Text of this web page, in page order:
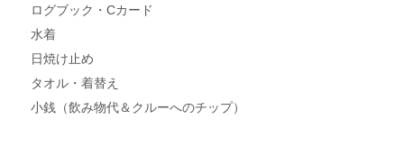
ログブック・Cカード
水着
日焼け止め
タオル・着替え
小銭（飲み物代＆クルーへのチップ）